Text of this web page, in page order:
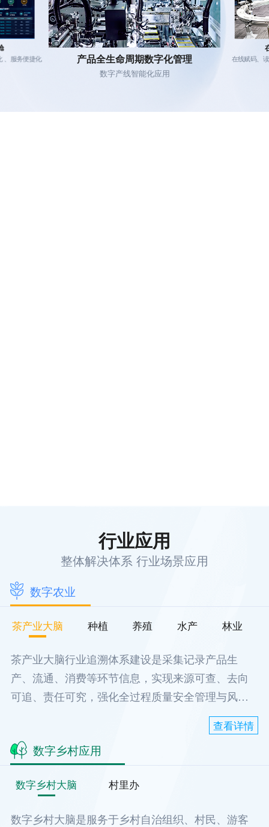
、服务便捷化 产品全生命周期数字化管理
数字产线智能化应用
在线赋码、
行业应用
整体解决体系 行业场景应用
数字农业
茶产业大脑 种植 养殖 水产 林业
茶产业大脑行业追溯体系建设是采集记录产品生
产、流通、消费等环节信息，实现来源可查、去向
可追、责任可究，强化全过程质量安全管理与风险
控制的有效措施。应用物联网、云计算等现代信息
技术建设追溯体系，在提升企业质量管理能力、促
进监管方式创新、保障消费安全等方面取得了积极
成效。
查看详情
数字乡村应用
数字乡村大脑 村里办
数字乡村大脑是服务于乡村自治组织、村民、游客